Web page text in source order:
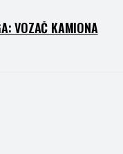
VOZAČ KAMIONA